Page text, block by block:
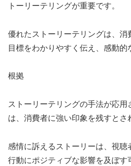
トーリーテリングが重要です。
優れたストーリーテリングは、消
目標をわかりやすく伝え、感動的
根拠
ストーリーテリングの手法が応
は、消費者に強い印象を残すとさ
感情に訴えるストーリーは、視聴
行動にポジティブな影響を及ぼす